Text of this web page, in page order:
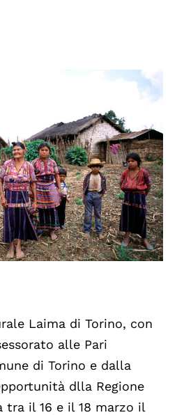
Laima di Torino, con
alle Pari
di Torino e dalla
dlla Regione
tra il 16 e il 18 marzo il